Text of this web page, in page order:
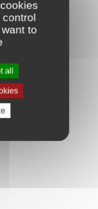
to
all